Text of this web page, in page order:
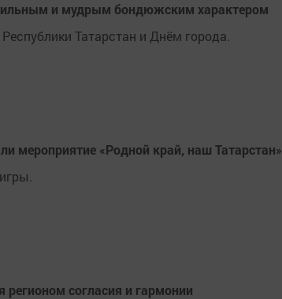
и мудрым бондюжским характером
Татарстан и Днём города.
мероприятие «Родной край, наш Татарстан»
регионом согласия и гармонии